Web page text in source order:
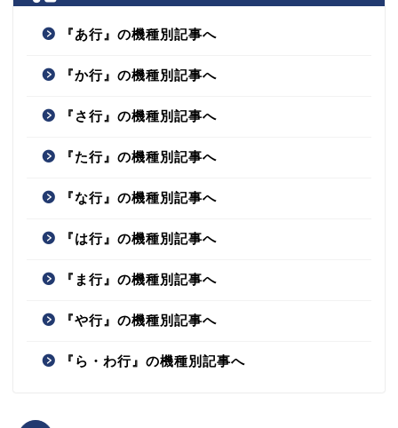
『あ行』の機種別記事へ
『か行』の機種別記事へ
『さ行』の機種別記事へ
『た行』の機種別記事へ
『な行』の機種別記事へ
『は行』の機種別記事へ
『ま行』の機種別記事へ
『や行』の機種別記事へ
『ら・わ行』の機種別記事へ